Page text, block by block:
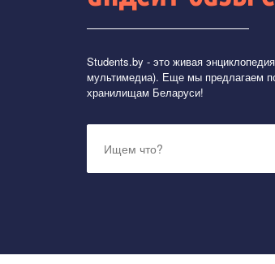
Students.by - это живая
мультимедиа). Еще мы предлагаем
хранилищам Беларуси!